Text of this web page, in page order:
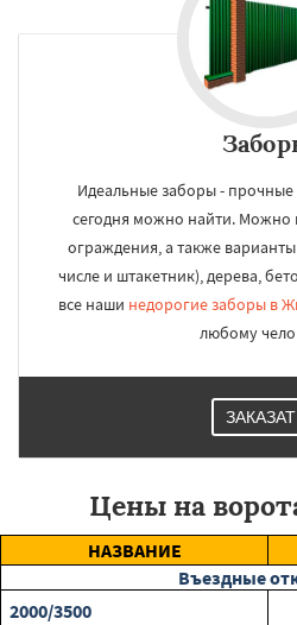
Идеальные заборы - прочные
сегодня можно найти. Можно
ограждения, а также
числе и штакетник), дерева,
все наши недорогие заборы в
любому
Цены на
НАЗВАНИЕ
Въездные
2000/3500